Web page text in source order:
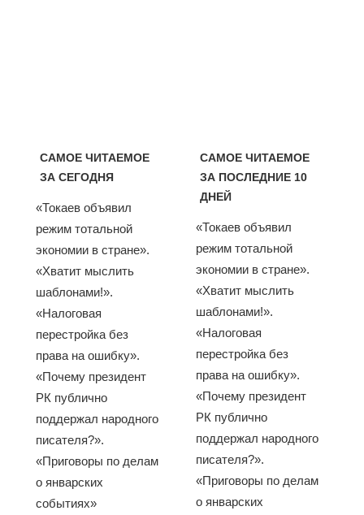
САМОЕ ЧИТАЕМОЕ
ЗА СЕГОДНЯ
«Токаев объявил
режим тотальной
экономии в стране».
«Хватит мыслить
шаблонами!».
«Налоговая
перестройка без
права на ошибку».
«Почему президент
РК публично
поддержал народного
писателя?».
«Приговоры по делам
о январских
событиях»
САМОЕ ЧИТАЕМОЕ
ЗА ПОСЛЕДНИЕ 10
ДНЕЙ
«Токаев объявил
режим тотальной
экономии в стране».
«Хватит мыслить
шаблонами!».
«Налоговая
перестройка без
права на ошибку».
«Почему президент
РК публично
поддержал народного
писателя?».
«Приговоры по делам
о январских